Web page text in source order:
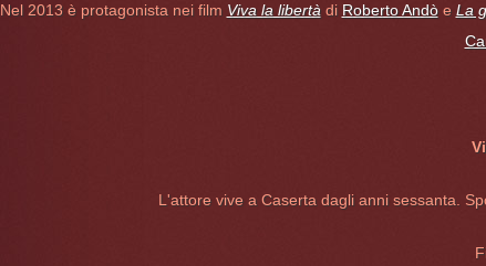
Nel 2013 è protagonista nei film Viva la libertàdi Roberto Andòe La
L'attore vive a Caserta dagli anni sessanta.